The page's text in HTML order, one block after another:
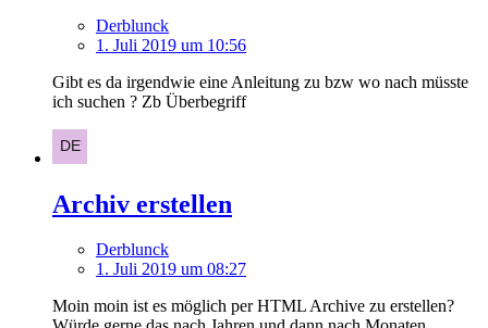
Derblunck
1. Juli 2019 um 10:56
Gibt es da irgendwie eine Anleitung zu bzw wo nach müsste
ich suchen ? Zb Überbegriff
Archiv erstellen
Derblunck
1. Juli 2019 um 08:27
Moin moin ist es möglich per HTML Archive zu erstellen?